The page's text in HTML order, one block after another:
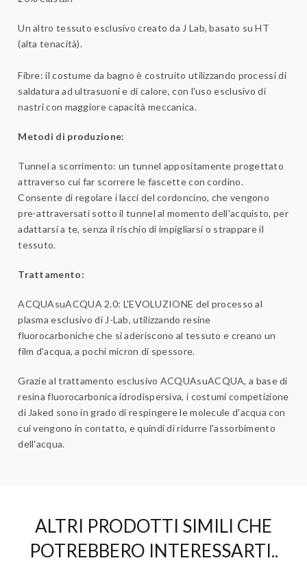
Un altro tessuto esclusivo creato da J Lab, basato su HT
(alta tenacità).
Fibre: il costume da bagno è costruito utilizzando processi di
saldatura ad ultrasuoni e di calore, con l'uso esclusivo di
nastri con maggiore capacità meccanica.
Metodi di produzione:
Tunnel a scorrimento: un tunnel appositamente progettato
attraverso cui far scorrere le fascette con cordino.
Consente di regolare i lacci del cordoncino, che vengono
pre-attraversati sotto il tunnel al momento dell'acquisto, per
adattarsi a te, senza il rischio di impigliarsi o strappare il
tessuto.
Trattamento:
ACQUAsuACQUA 2.0: L'EVOLUZIONE del processo al
plasma esclusivo di J-Lab, utilizzando resine
fluorocarbonicheche si aderiscono al tessuto e creano un
film d'acqua, a pochi micron di spessore.
Grazie al trattamento esclusivo ACQUAsuACQUA, a base di
resina fluorocarbonica idrodispersiva, i costumi competizione
di Jaked sono in grado di respingere le molecule d'acqua con
cui vengono in contatto, e quindi di ridurre l'assorbimento
dell'acqua.
ALTRI PRODOTTI SIMILI CHE
POTREBBERO INTERESSARTI..